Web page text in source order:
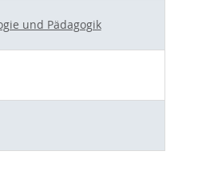
und Pädagogik